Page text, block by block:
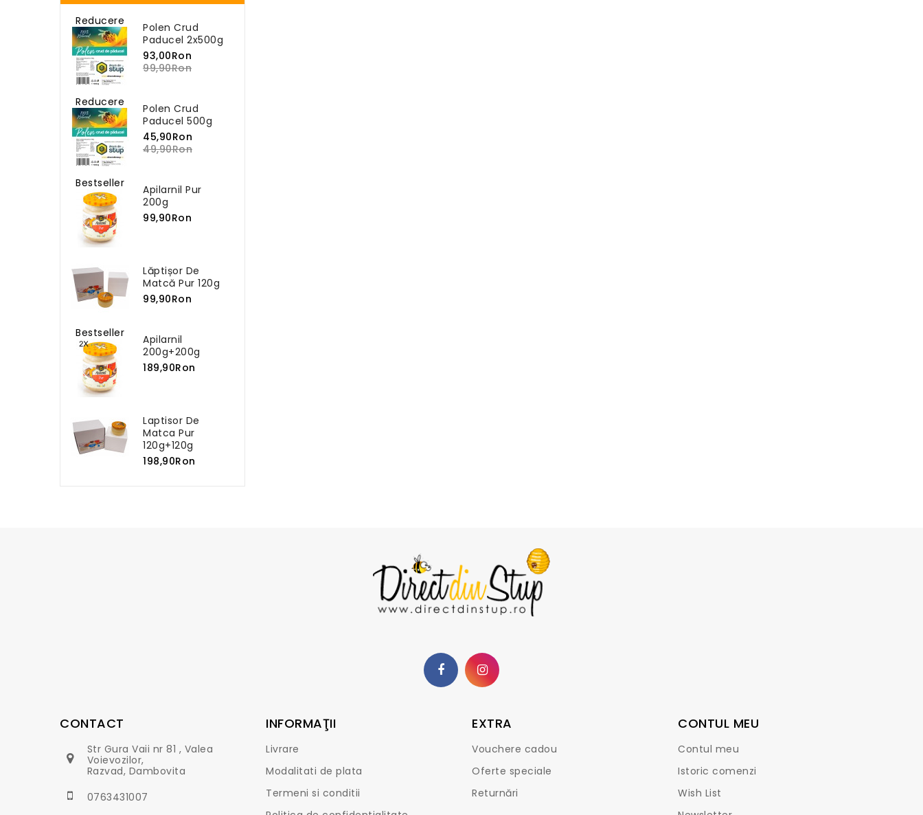
Reducere
Polen Crud
Paducel 2x500g
93,00Ron
99,90Ron
Reducere
Polen Crud
Paducel 500g
45,90Ron
49,90Ron
Bestseller
Apilarnil Pur
200g
99,90Ron
Lăptișor De
Matcă Pur 120g
99,90Ron
Bestseller
Apilarnil
200g+200g
189,90Ron
Laptisor De
Matca Pur
120g+120g
198,90Ron
CONTACT
Str Gura Vaii nr 81 , Valea
Voievozilor,
Razvad, Dambovita
0763431007
INFORMAŢII
Livrare
Modalitati de plata
Termeni si conditii
EXTRA
Vouchere cadou
Oferte speciale
Returnări
CONTUL MEU
Contul meu
Istoric comenzi
Wish List